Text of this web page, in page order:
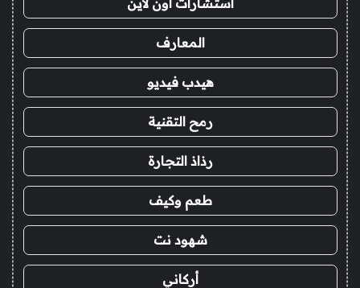
المعارف
هيدب فيديو
رمح التقنية
رذاذ التجارة
طعم وكيف
شهود نت
أركاني